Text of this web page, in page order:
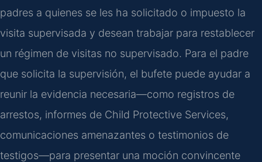
padres a quienes se les ha solicitado o impuesto la
visita supervisada y desean trabajar para restablecer
un régimen de visitas no supervisado. Para el padre
que solicita la supervisión, el bufete puede ayudar a
reunir la evidencia necesaria—como registros de
arrestos, informes de Child Protective Services,
comunicaciones amenazantes o testimonios de
testigos—para presentar una moción convincente